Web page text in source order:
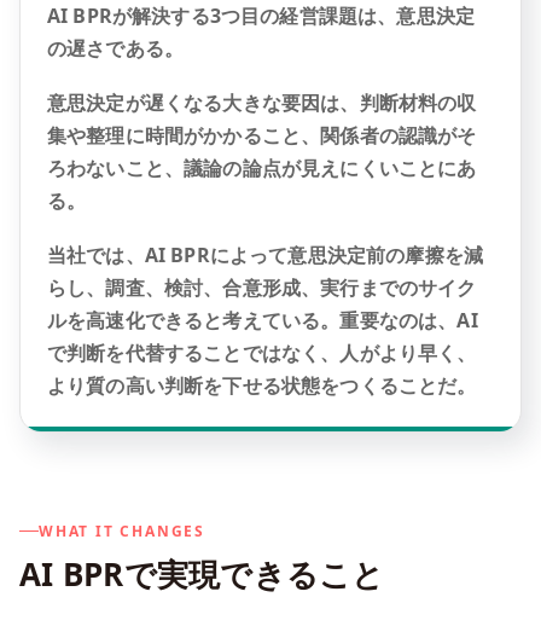
AI BPRが解決する3つ目の経営課題は、意思決定
の遅さである。
意思決定が遅くなる大きな要因は、判断材料の収
集や整理に時間がかかること、関係者の認識がそ
ろわないこと、議論の論点が見えにくいことにあ
る。
当社では、AI BPRによって意思決定前の摩擦を減
らし、調査、検討、合意形成、実行までのサイク
ルを高速化できると考えている。重要なのは、AI
で判断を代替することではなく、人がより早く、
より質の高い判断を下せる状態をつくることだ。
WHAT IT CHANGES
AI BPRで実現できること